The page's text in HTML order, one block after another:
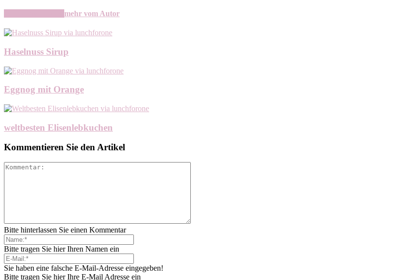
mehr vom Autor
Haselnuss Sirup
Eggnog mit Orange
weltbesten Elisenlebkuchen
Kommentieren Sie den Artikel
Bitte hinterlassen Sie einen Kommentar
Bitte tragen Sie hier Ihren Namen ein
Sie haben eine falsche E-Mail-Adresse eingegeben!
Bitte tragen Sie hier Ihre E-Mail Adresse ein